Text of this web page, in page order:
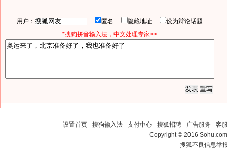
用户： 匿名 隐藏地址
设为辩论话题
*搜狗拼音输入法，中文处理专家>>
设置首页 - 搜狗输入法 - 支付中心 - 搜狐招聘 - 广告服务 - 客
Copyright©2016
搜狐不良信息举